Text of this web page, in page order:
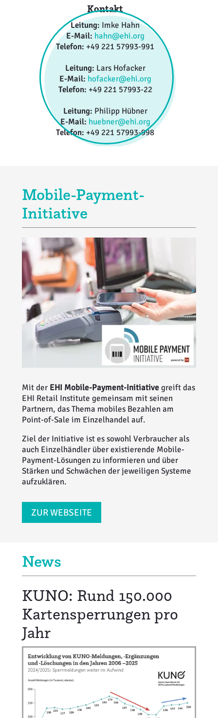
Kontakt
Leitung: Imke Hahn
E-Mail: hahn@ehi.org
Telefon: +49 221 57993-991
Leitung: Lars Hofacker
E-Mail: hofacker@ehi.org
Telefon: +49 221 57993-22
Leitung: Philipp Hübner
E-Mail: huebner@ehi.org
Telefon: +49 221 57993-998
Jahreserhebungen des EHI mit
branchenübergreifender Bedeutung.
Kontakt
Leitung:
Philipp Hübner
E-Mail:huebner@ehi.org
Telefon:+49 221 57993-998
Kontakt
Leitung:Cetin Acar
E-Mail: acar@ehi.org
Telefon:+49 221 57993-12
Mobile-Payment-
Initiative
Mit der EHI Mobile-Payment-Initiativegreift das
EHI Retail Institute gemeinsam mit seinen
Partnern, das Thema mobiles Bezahlen am
Point-of-Sale im Einzelhandel auf.
Ziel der Initiative ist es sowohl Verbraucher als
auch Einzelhändler über existierende Mobile-
Payment-Lösungen zu informieren und über
Stärken und Schwächen der jeweiligen Systeme
aufzuklären.
ZUR WEBSEITE
News
KUNO: Rund 150.000
Kartensperrungen pro
Jahr